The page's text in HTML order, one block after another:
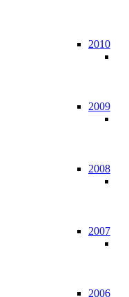
2010
2009
2008
2007
2006